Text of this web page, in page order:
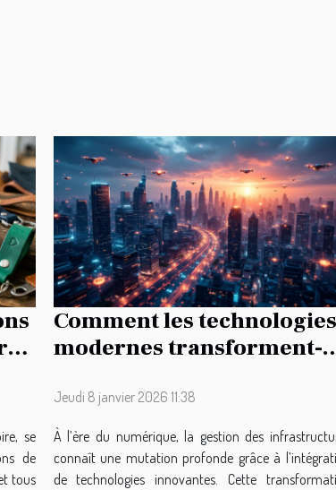
se
de
tous
Comment les technologies
modernes transforment-
infrastructures ?
Jeudi 8 janvier 2026 11:38
À l’ère du numérique, la gestion des
connaît une mutation profonde grâce à
de technologies innovantes. Cette